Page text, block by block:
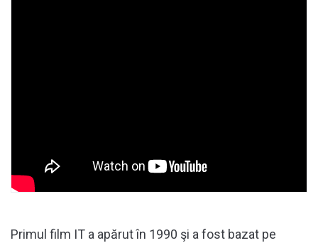
Primul film IT a apărut în 1990 şi a fost bazat pe